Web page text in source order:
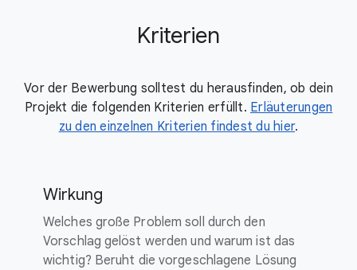
Kriterien
Vor der Bewerbung solltest du herausfinden, ob dein
Projekt die folgenden Kriterien erfüllt. Erläuterungen
zu den einzelnen Kriterien findest du hier.
Wirkung
Welches große Problem soll durch den
Vorschlag gelöst werden und warum ist das
wichtig? Beruht die vorgeschlagene Lösung